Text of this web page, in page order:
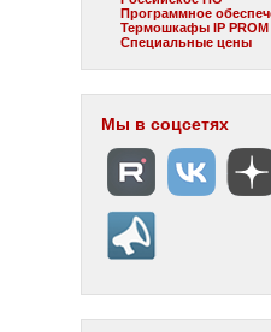
Программное
Термошкафы IP PROM
Специальные цены
Мы в соцсетях